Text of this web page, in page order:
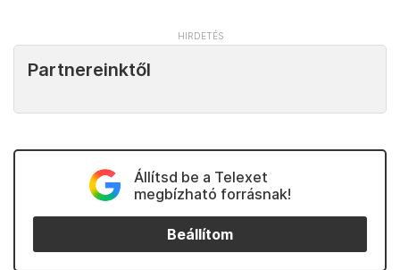
Partnereinktől
Állítsd be a Telexet
megbízható forrásnak!
Beállítom